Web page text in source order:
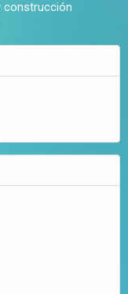
construcción